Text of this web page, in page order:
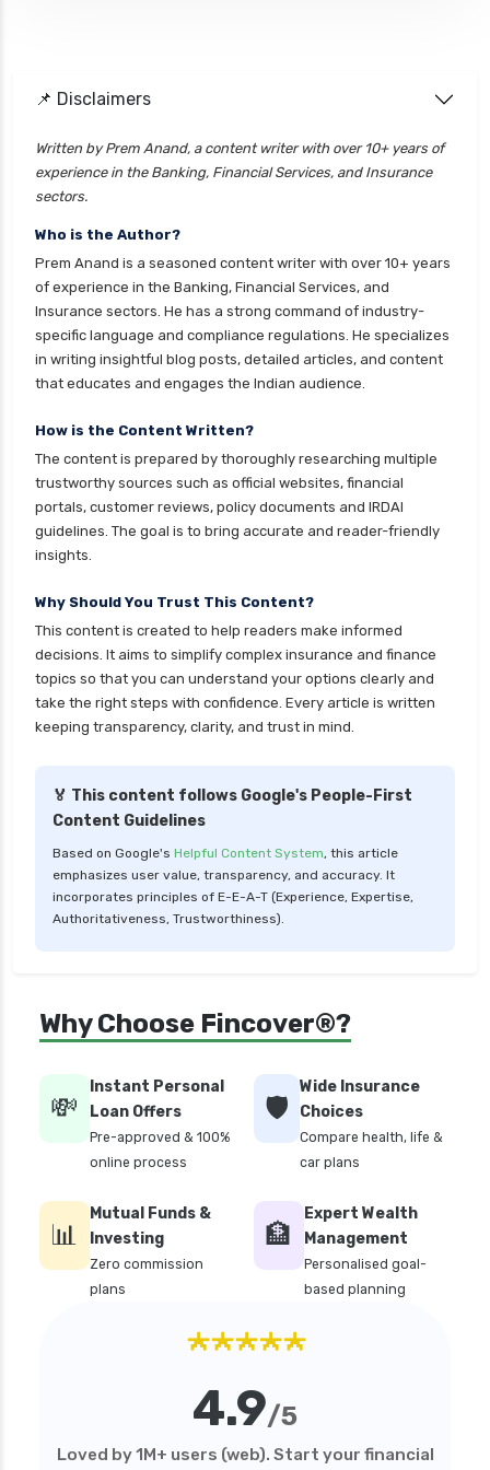
health insurance lucknow
health insurance mumbai
health insurance nagpur
health insurance noida
health insurance patna
health insurance portability
health insurance premium calculator
health insurance pune
health insurance rajkot
health insurance renewal process
health insurance stocks india
health insurance tax benefits 80d
health insurance thane
health insurance tirunelveli
health insurance top up plan comparison
health insurance udaipur
health insurance vadodara
health insurance varanasi
health insurance vs medical insurance
how health insurance works in india
how to apply health insurance in india
how to cancel health insurance policy
how to check star health insurance policy
status
iifl health insurance
individual health insurance policy
irdai health insurance guidelines
is dental treatment covered in health
life insurance vs health insurance
maternity health insurance
mediclaim health insurance
📌 Disclaimers
Written by Prem Anand, a content writer with over 10+ years of
experience in the Banking, Financial Services, and Insurance
sectors.
Who is the Author?
Prem Anand is a seasoned content writer with over 10+ years
of experience in the Banking, Financial Services, and
Insurance sectors. He has a strong command of industry-
specific language and compliance regulations. He specializes
in writing insightful blog posts, detailed articles, and content
that educates and engages the Indian audience.
How is the Content Written?
The content is prepared by thoroughly researching multiple
trustworthy sources such as official websites, financial
portals, customer reviews, policy documents and IRDAI
guidelines. The goal is to bring accurate and reader-friendly
insights.
Why Should You Trust This Content?
This content is created to help readers make informed
decisions. It aims to simplify complex insurance and finance
topics so that you can understand your options clearly and
take the right steps with confidence. Every article is written
keeping transparency, clarity, and trust in mind.
🏅 This content follows Google's People-First
Content Guidelines
Based on Google's Helpful Content System, this article
emphasizes user value, transparency, and accuracy. It
incorporates principles of E-E-A-T (Experience, Expertise,
Authoritativeness, Trustworthiness).
Why Choose Fincover®?
💸
Instant Personal
Loan Offers
Pre-approved & 100%
online process
🛡️
Wide Insurance
Choices
Compare health, life &
car plans
📊
Mutual Funds &
Investing
Zero commission
plans
🏦
Expert Wealth
Management
Personalised goal-
based planning
★★★★★
4.9/5
Loved by 1M+ users (web). Start your financial